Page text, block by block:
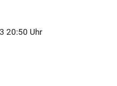
20:50 Uhr